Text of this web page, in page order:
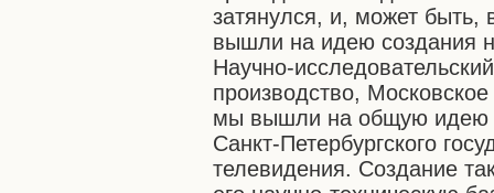
затянулся, и, может быть,
вышли на идею создания
Научно-
производство,
мы вышли на общую идею
Санкт-Петербургского
телевидения. Создание